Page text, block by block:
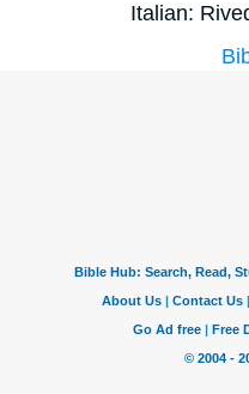
Italian: